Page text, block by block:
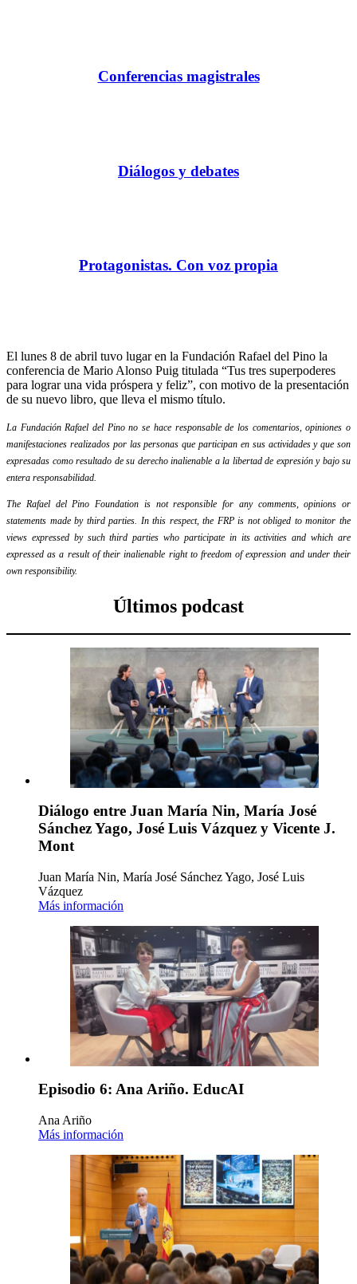
Conferencias magistrales
Diálogos y debates
Protagonistas. Con voz propia
El lunes 8 de abril tuvo lugar en la Fundación Rafael del Pino la
conferencia de Mario Alonso Puig titulada “Tus tres superpoderes
para lograr una vida próspera y feliz”, con motivo de la presentación
de su nuevo libro, que lleva el mismo título.
La Fundación Rafael del Pino no se hace responsable de los comentarios, opiniones o
manifestaciones realizados por las personas que participan en sus actividades y que son
expresadas como resultado de su derecho inalienable a la libertad de expresión y bajo su
entera responsabilidad.
The Rafael del Pino Foundation is not responsible for any comments, opinions or
statements made by third parties. In this respect, the FRP is not obliged to monitor the
views expressed by such third parties who participate in its activities and which are
expressed as a result of their inalienable right to freedom of expression and under their
own responsibility.
Últimos podcast
Diálogo entre Juan María Nin, María José
Sánchez Yago, José Luis Vázquez y Vicente J.
Mont
Juan María Nin, María José Sánchez Yago, José Luis
Vázquez
Más información
Episodio 6: Ana Ariño. EducAI
Ana Ariño
Más información